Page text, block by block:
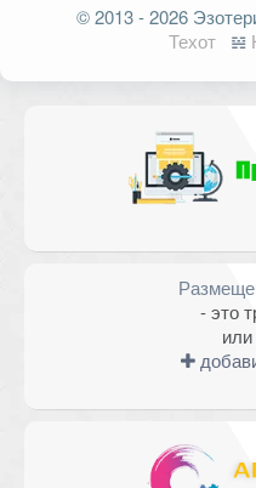
Ваш адрес
опубликован.
Комментарий
Email *
© 2013 - 2026
Техот
𝌴
- это